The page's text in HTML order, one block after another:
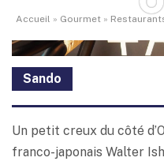
Accueil » Gourmet »
Sando
Un petit creux du côté
franco-japonais Walter